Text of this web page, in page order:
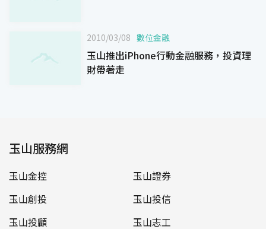
2010/03/08 數位金融
玉山推出iPhone行動金融服務，投資理
財帶著走
玉山服務網
玉山金控
玉山證券
玉山創投
玉山投信
玉山投顧
玉山志工